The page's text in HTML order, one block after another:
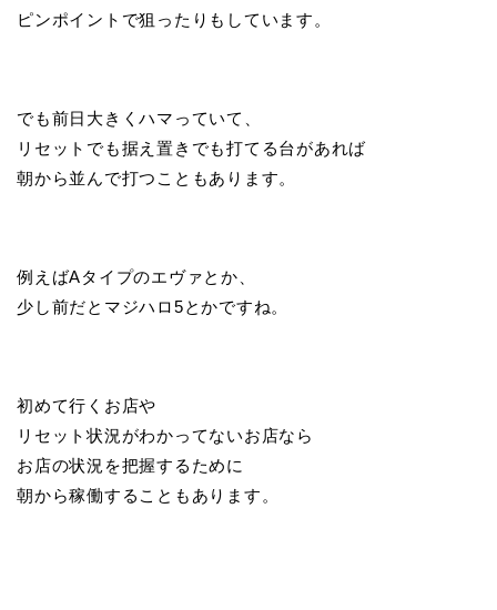
ピンポイントで狙ったりもしています。
でも前日大きくハマっていて、
リセットでも据え置きでも打てる台があれば
朝から並んで打つこともあります。
例えばAタイプのエヴァとか、
少し前だとマジハロ5とかですね。
初めて行くお店や
リセット状況がわかってないお店なら
お店の状況を把握するために
朝から稼働することもあります。